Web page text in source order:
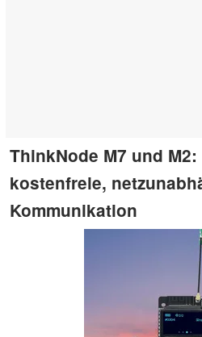
ThinkNode M7 und
kostenfreie,
Kommunikation